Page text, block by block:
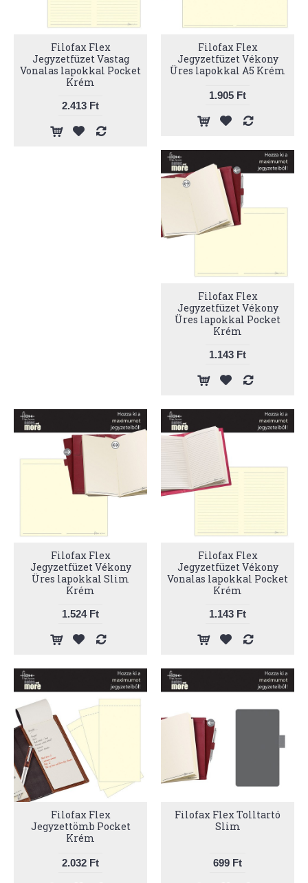
Filofax Flex
Jegyzetfüzet Vastag
Vonalas lapokkal Pocket
Krém
2.413 Ft
Filofax Flex
Jegyzetfüzet Vékony
Üres lapokkal A5 Krém
1.905 Ft
Filofax Flex
Jegyzetfüzet Vékony
Üres lapokkal Pocket
Krém
1.143 Ft
Filofax Flex
Jegyzetfüzet Vékony
Üres lapokkal Slim
Krém
1.524 Ft
Filofax Flex
Jegyzetfüzet Vékony
Vonalas lapokkal Pocket
Krém
1.143 Ft
Filofax Flex
Jegyzettömb Pocket
Krém
2.032 Ft
Filofax Flex Tolltartó
Slim
699 Ft